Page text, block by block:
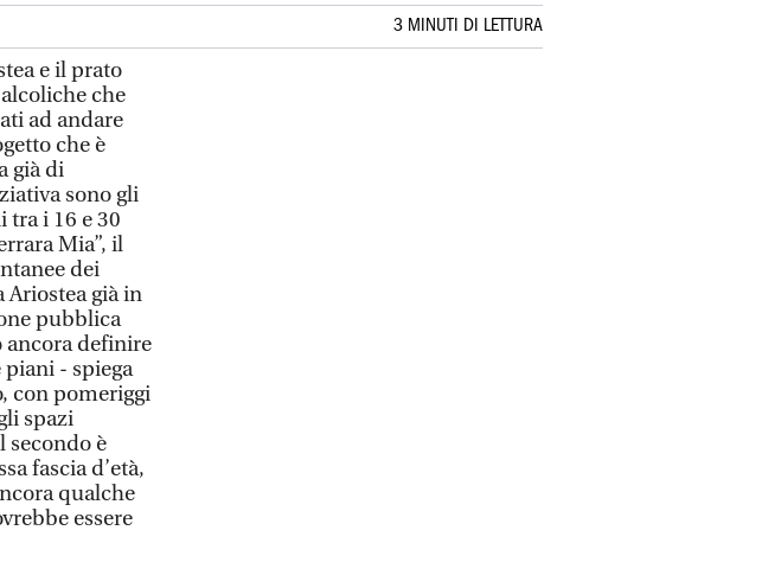
3 MINUTI DI LETTURA
e il prato
che
ad andare
che è
già di
sono gli
tra i 16 e 30
Mia”, il
dei
Ariostea già in
pubblica
ancora definire
- spiega
con pomeriggi
spazi
è
fascia d’età,
qualche
essere